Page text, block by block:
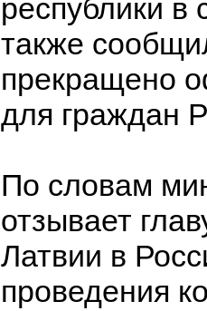
республики в
также
прекращено
для граждан
По словам
отзывает
Латвии в
проведения